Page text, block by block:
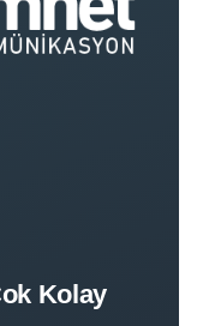
Kolay